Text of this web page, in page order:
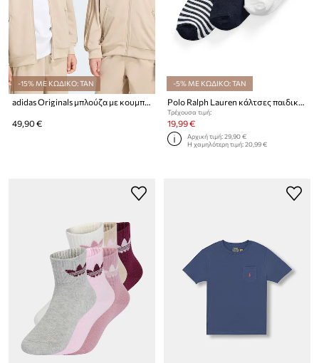
-15% ΜΕ ΚΩΔΙΚΟ: TAN
adidas Originals μπλούζα με κουμπιά παιδική
49,90 €
-5% ΜΕ ΚΩΔΙΚΟ: TAN
Polo Ralph Lauren κάλτσες παιδικές 3-pack
Τρέχουσα τιμή:
19,99 €
Αρχική τιμή:29,90 €
Η χαμηλότερη τιμή:20,99 €